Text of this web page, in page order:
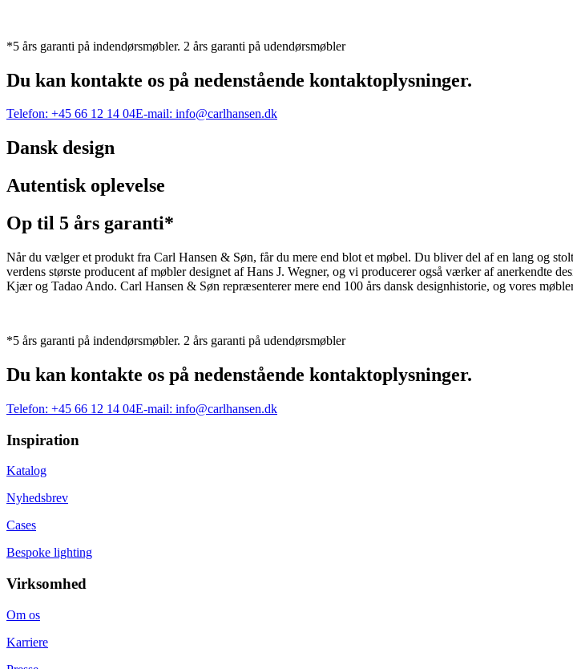
*5 års garanti på indendørsmøbler. 2 års garanti på udendørsmøbler
Du kan kontakte os på nedenstående kontaktoplysninger.
Telefon: +45 66 12 14 04E-mail: info@carlhansen.dk
Dansk design
Autentisk oplevelse
Op til 5 års garanti*
Når du vælger et produkt fra Carl Hansen & Søn, får du mere end blot et møbel. Du bliver del af en lang og
verdens største producent af møbler designet af Hans J. Wegner, og vi producerer også værker af anerkendte
Kjær og Tadao Ando. Carl Hansen & Søn repræsenterer mere end 100 års dansk designhistorie, og vores
*5 års garanti på indendørsmøbler. 2 års garanti på udendørsmøbler
Du kan kontakte os på nedenstående kontaktoplysninger.
Telefon: +45 66 12 14 04E-mail: info@carlhansen.dk
Inspiration
Katalog
Nyhedsbrev
Cases
Bespoke lighting
Virksomhed
Om os
Karriere